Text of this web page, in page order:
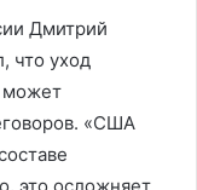
Дмитрий
что уход
может
«США